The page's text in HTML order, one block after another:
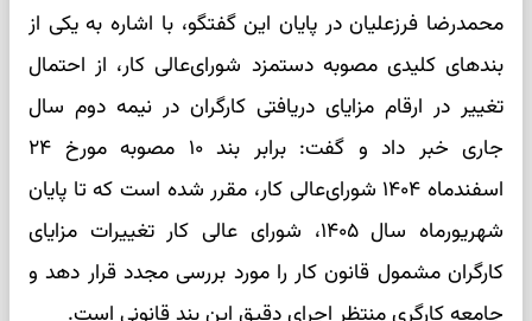
محمدرضا فرزعلیان در پایان این گفتگو، با اشاره به یکی از
بندهای کلیدی مصوبه دستمزد شورای‌عالی کار، از احتمال
تغییر در ارقام مزایای دریافتی کارگران در نیمه دوم سال
جاری خبر داد و گفت: برابر بند ۱۰ مصوبه مورخ ۲۴
اسفندماه ۱۴۰۴ شورای‌عالی کار، مقرر شده است که تا پایان
شهریورماه سال ۱۴۰۵، شورای عالی کار تغییرات مزایای
کارگران مشمول قانون کار را مورد بررسی مجدد قرار دهد و